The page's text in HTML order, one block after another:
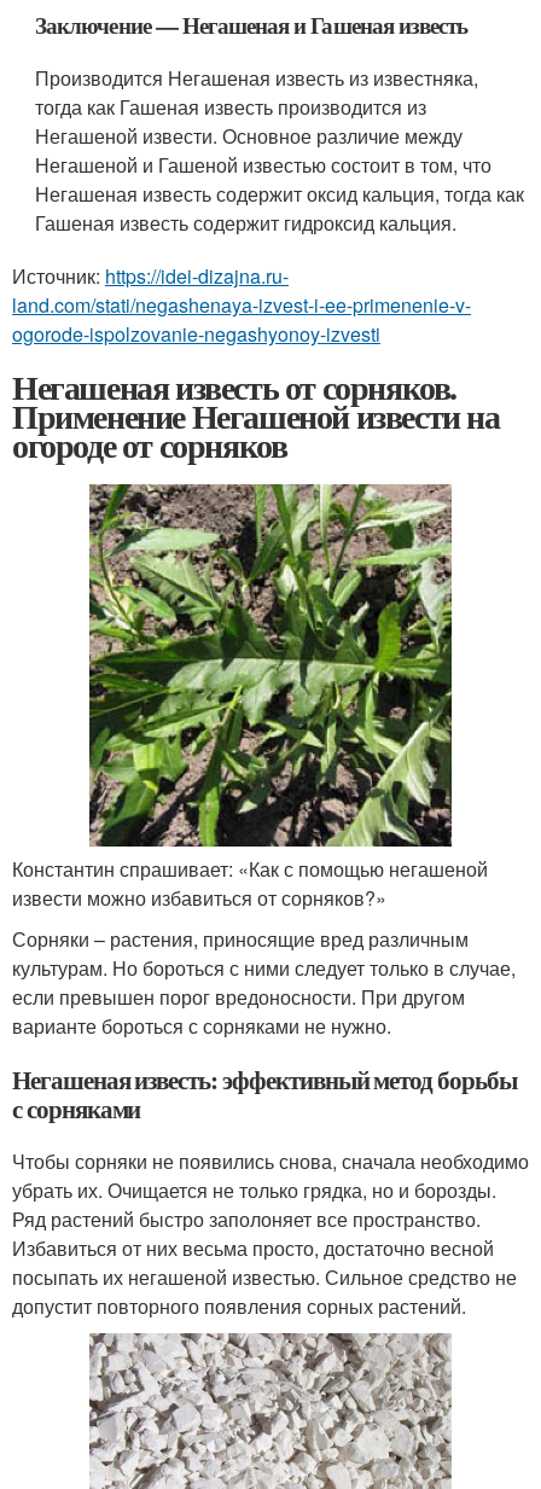
Заключение — Негашеная и Гашеная известь
Производится Негашеная известь из известняка,
тогда как Гашеная известь производится из
Негашеной извести. Основное различие между
Негашеной и Гашеной известью состоит в том, что
Негашеная известь содержит оксид кальция, тогда как
Гашеная известь содержит гидроксид кальция.
Источник: https://idei-dizajna.ru-
land.com/stati/negashenaya-izvest-i-ee-primenenie-v-
ogorode-ispolzovanie-negashyonoy-izvesti
Негашеная известь от сорняков.
Применение Негашеной извести на
огороде от сорняков
Константин спрашивает: «Как с помощью негашеной
извести можно избавиться от сорняков?»
Сорняки – растения, приносящие вред различным
культурам. Но бороться с ними следует только в случае,
если превышен порог вредоносности. При другом
варианте бороться с сорняками не нужно.
Негашеная известь: эффективный метод борьбы
с сорняками
Чтобы сорняки не появились снова, сначала необходимо
убрать их. Очищается не только грядка, но и борозды.
Ряд растений быстро заполоняет все пространство.
Избавиться от них весьма просто, достаточно весной
посыпать их негашеной известью. Сильное средство не
допустит повторного появления сорных растений.